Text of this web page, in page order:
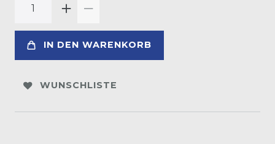
IN DEN WARENKORB
WUNSCHLISTE